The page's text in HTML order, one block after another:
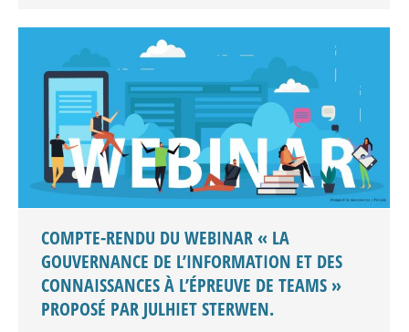
COMPTE-RENDU DU WEBINAR « LA
GOUVERNANCE DE L’INFORMATION ET DES
CONNAISSANCES À L’ÉPREUVE DE TEAMS »
PROPOSÉ PAR JULHIET STERWEN.